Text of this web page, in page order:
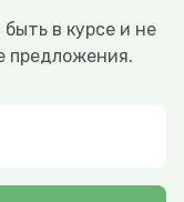
в курсе и не
предложения.